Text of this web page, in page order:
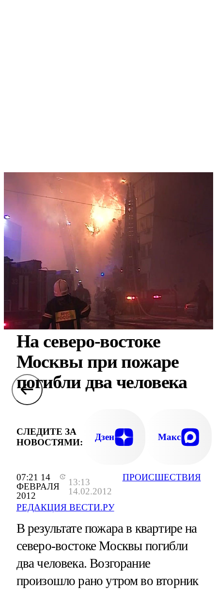
07:21 14
ФЕВРАЛЯ
2012
13:13
14.02.2012
РЕДАКЦИЯ ВЕСТИ.РУ
ПРОИСШЕСТВИЯ
На северо-востоке
Москвы при пожаре
погибли два человека
СЛЕДИТЕ ЗА
НОВОСТЯМИ:
Дзен Макс
В результате пожара в квартире на
северо-востоке Москвы погибли
два человека. Возгорание
произошло рано утром во вторник